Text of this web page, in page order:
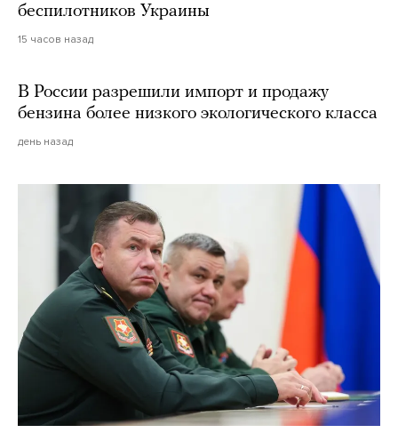
беспилотников Украины
15 часов назад
В России разрешили импорт и продажу
бензина более низкого экологического класса
день назад